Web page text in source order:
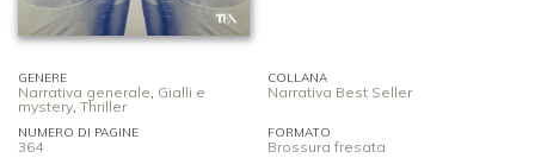
GENERE
Narrativa generale, Gialli e
mystery, Thriller
COLLANA
Narrativa Best Seller
NUMERO DI PAGINE
364
FORMATO
Brossura fresata